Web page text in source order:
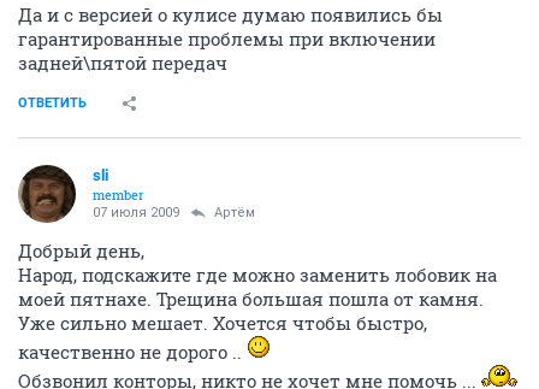
Да и с версией о кулисе думаю появились бы
гарантированные проблемы при включении
задней\пятой передач
ОТВЕТИТЬ
sli
member
07 июля 2009 Артём
Добрый день,
Народ, подскажите где можно заменить лобовик на
моей пятнахе. Трещина большая пошла от камня.
Уже сильно мешает. Хочется чтобы быстро,
качественно не дорого ..
Обзвонил конторы, никто не хочет мне помочь ...